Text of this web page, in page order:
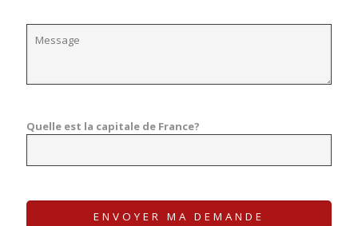
Quelle est la capitale de France?